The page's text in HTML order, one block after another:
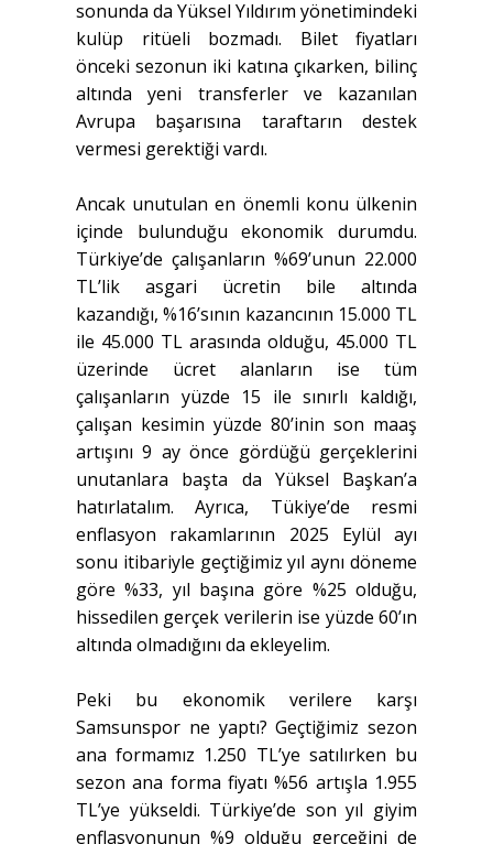
sonunda da Yüksel Yıldırım yönetimindeki
kulüp ritüeli bozmadı. Bilet fiyatları
önceki sezonun iki katına çıkarken, bilinç
altında yeni transferler ve kazanılan
Avrupa başarısına taraftarın destek
vermesi gerektiği vardı.
Ancak unutulan en önemli konu ülkenin
içinde bulunduğu ekonomik durumdu.
Türkiye’de çalışanların %69’unun 22.000
TL’lik asgari ücretin bile altında
kazandığı, %16’sının kazancının 15.000 TL
ile 45.000 TL arasında olduğu, 45.000 TL
üzerinde ücret alanların ise tüm
çalışanların yüzde 15 ile sınırlı kaldığı,
çalışan kesimin yüzde 80’inin son maaş
artışını 9 ay önce gördüğü gerçeklerini
unutanlara başta da Yüksel Başkan’a
hatırlatalım. Ayrıca, Tükiye’de resmi
enflasyon rakamlarının 2025 Eylül ayı
sonu itibariyle geçtiğimiz yıl aynı döneme
göre %33, yıl başına göre %25 olduğu,
hissedilen gerçek verilerin ise yüzde 60’ın
altında olmadığını da ekleyelim.
Peki bu ekonomik verilere karşı
Samsunspor ne yaptı? Geçtiğimiz sezon
ana formamız 1.250 TL’ye satılırken bu
sezon ana forma fiyatı %56 artışla 1.955
TL’ye yükseldi. Türkiye’de son yıl giyim
enflasyonunun %9 olduğu gerçeğini de